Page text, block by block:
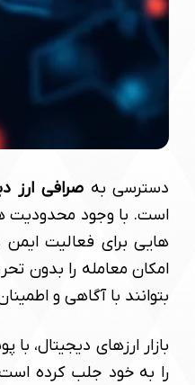
دسترسی بهصرافی ارز
است. با وجود محدودیت
هایی برای فعالیت ایمن
امکان معامله را بدون
بتوانند با آگاهی و
بازار ارزهای دیجیتال،
را به خود جلب کرده است.